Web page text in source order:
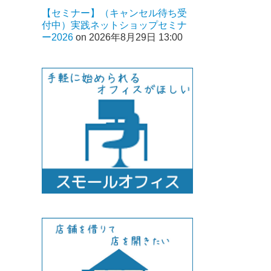
【セミナー】（キャンセル待ち受
付中）実践ネットショップセミナ
ー2026 on 2026年8月29日 13:00